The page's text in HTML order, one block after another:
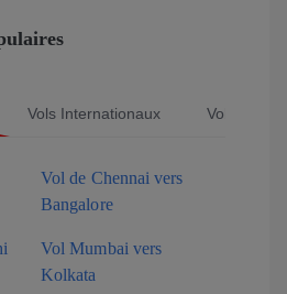
Vols Internationaux Vols
Vol de Chennai vers
Bangalore
Vol Mumbai vers
Kolkata